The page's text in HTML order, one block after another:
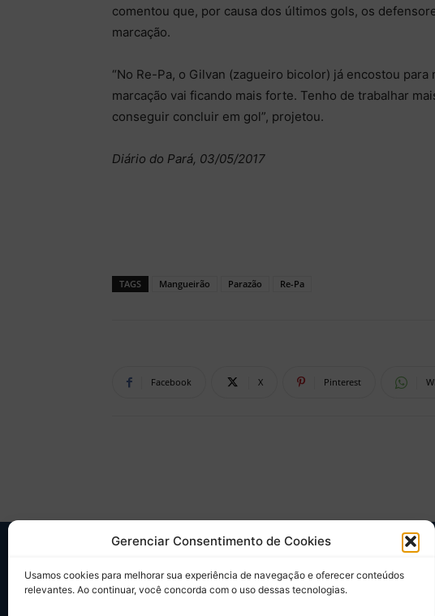
Gerenciar Consentimento de Cookies
Usamos cookies para melhorar sua experiência de navegação e oferecer conteúdos
relevantes. Ao continuar, você concorda com o uso dessas tecnologias.
comentou que, por causa dos últimos gols, os
marcação.
“No Re-Pa, o Gilvan (zagueiro bicolor) já encostou
marcação vai ficando mais forte. Tenho de trabalhar
conseguir concluir em gol”, projetou.
Diário do Pará, 03/05/2017
TAGS Mangueirão Parazão Re-Pa
Facebook X Pinterest
SOBRE NÓS
Desde 2004